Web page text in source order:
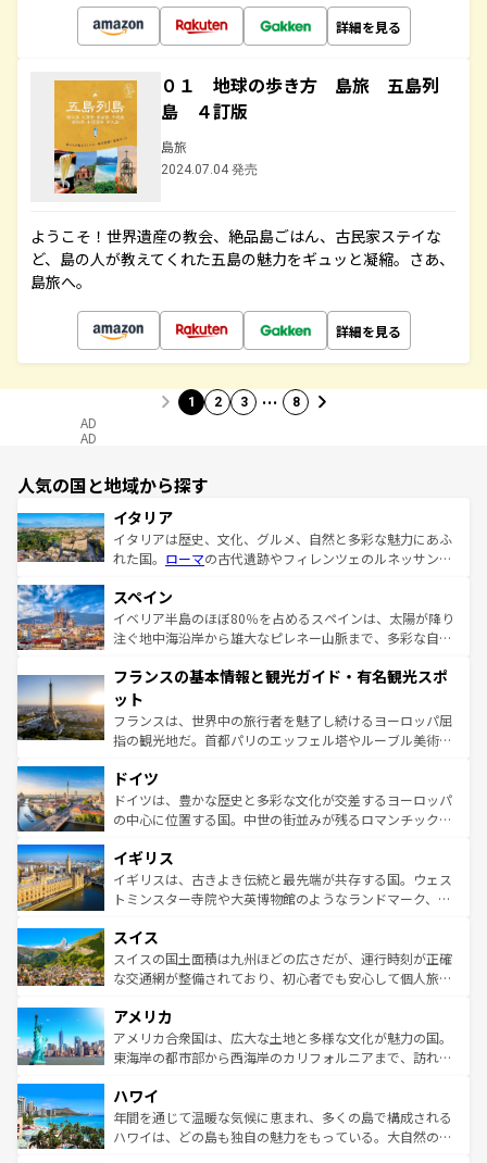
詳細を見る
０１ 地球の歩き方 島旅 五島列
島 ４訂版
島旅
2024.07.04 発売
ようこそ！世界遺産の教会、絶品島ごはん、古民家ステイな
ど、島の人が教えてくれた五島の魅力をギュッと凝縮。さあ、
島旅へ。
詳細を見る
1 2 3 … 8
AD
AD
人気の国と地域から探す
イタリア
イタリアは歴史、文化、グルメ、自然と多彩な魅力にあふ
れた国。 ローマの古代遺跡やフィレンツェのルネッサンス
ろん、トスカーナの美しい田園風景やアマルフィ海岸の絶
景など、自然景観も見逃せない。観光の合間には、本場の
ピザやパスタなど、絶品のイタリア料理を堪能することも
ませてくれるイタリアで、忘れられない旅をしてみよう！
なお、新着のイタリア情報は
しい。
スペイン
イベリア半島のほぼ80％を占めるスペインは、太陽が降り
注ぐ地中海沿岸から雄大なピレネー山脈まで、多彩な自然
文化が根付くこの国では、情熱的なフラメンコ、熱気あふ
れる闘牛、そして美味しいタパスが生活の一部となってい
る。首都マドリードの洗練された雰囲気や、バルセロナの
アートに溢れた街角から、地方では古代ローマ遺跡や中世
せる。地方によって風土や気候が異なるスペインはその個
性で訪れる人を魅了する。 なお、新着のスペイン情報は コ
ンテンツ一覧を参照してほしい。
フランスの基本情報と観光ガイド・有名観光スポ
ット
フランスは、世界中の旅行者を魅了し続けるヨーロッパ屈
指の観光地だ。首都パリのエッフェル塔やルーブル美術館
で、幅広い魅力が詰まっている。華麗な宮殿、歴史的な大
聖堂、美しいビーチ、そして豊かな自然が、訪れる者を心
から魅了する。また、フランスは美食の国としても知ら
いる。シャンパンの発祥地であるランス、プロヴァンスの
香り高いラベンダー畑など、多彩な楽しみ方が可能だ。さ
らに、パリ以外の地域にも魅力が溢れており、どの街角に
れる地方に足を運ぶとそれぞれで全く異なる文化を体験で
きるだろう。 なお、新着のフランス情報はコンテンツ一覧
を参照してほしい。
ドイツ
ドイツは、豊かな歴史と多彩な文化が交差するヨーロッパ
の中心に位置する国。中世の街並みが残るロマンチック街
顔を持つこの国は、どこを歩いても飽きることがない。ベ
ルリンの文化的活気、バイエルン州のアルプスの絶景、そ
してライン川沿いのワイン畑といった風景は必見。ビール
は、お酒好きな人にはぜひ体験してほしい。 なお、新着の
ドイツ情報はコンテンツ一覧を参照してほしい。
イギリス
イギリスは、古きよき伝統と最先端が共存する国。ウェス
トミンスター寺院や大英博物館のようなランドマーク、歴
リアごとに異なる魅力がある。また、優雅なアフタヌーン
ティー、ビール好きにはたまらない英国パブ、サッカー観
戦など、本場だからこそできる体験も豊富。イギリスを旅
ンツ一覧を参照してほしい。
スイス
スイスの国土面積は九州ほどの広さだが、運行時刻が正確
な交通網が整備されており、初心者でも安心して個人旅行
の建物がそのまま残る町や、スイスならではのユニークな
博物館もあり、アルプス観光だけでなく町歩きも満喫する
ことができる。国民の所得が高いため物価も高いが、旅行
ば市内交通費無料で観光を楽しむこともできる。 なお、新
着のスイス情報はコンテンツ一覧 を参照してほしい。
アメリカ
アメリカ合衆国は、広大な土地と多様な文化が魅力の国。
東海岸の都市部から西海岸のカリフォルニアまで、訪れる
のような巨大都市は、観光、ショッピング、エンターテイ
ンメントが詰まった刺激的なスポットだ。一方、アメリカ
西部には大自然が広がり、グランドキャニオンやイエロー
ハワイ
年間を通じて温暖な気候に恵まれ、多くの島で構成される
ハワイは、どの島も独自の魅力をもっている。大自然の神